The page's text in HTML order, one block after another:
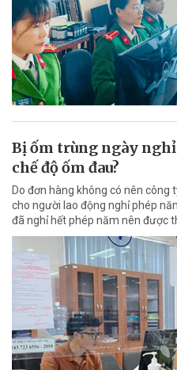
Bị ốm trùng ngày nghỉ
chế độ ốm đau?
Do đơn hàng không có nên công
cho người lao động nghỉ phép
đã nghỉ hết phép năm nên được